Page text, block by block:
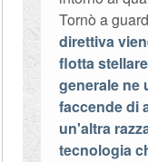
Tornò a
direttiva
flotta
generale ne
faccende di
un'altra
tecnologia